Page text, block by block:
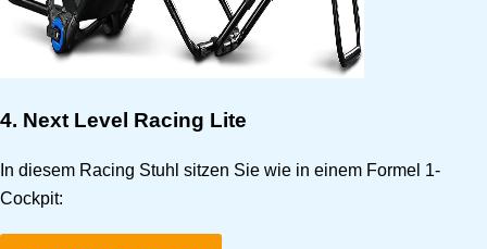
4. Next Level Racing Lite
In diesem Racing Stuhl sitzen Sie wie in einem Formel 1-
Cockpit: